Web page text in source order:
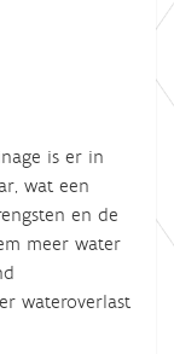
is er in
wat een
en de
meer water
wateroverlast